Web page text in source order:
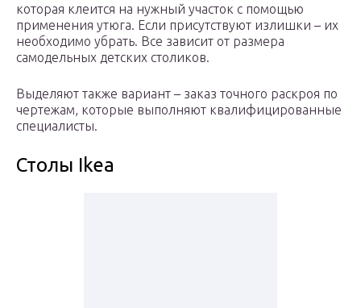
которая клеится на нужный участок с помощью
применения утюга. Если присутствуют излишки – их
необходимо убрать. Все зависит от размера
самодельных детских столиков.
Выделяют также вариант – заказ точного раскроя по
чертежам, которые выполняют квалифицированные
специалисты.
Столы Ikea